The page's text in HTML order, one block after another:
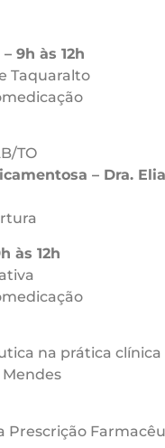
9h às 12h
Taquaralto
TO
– Dra.
às 12h
na prática clínica
Mendes
Prescrição